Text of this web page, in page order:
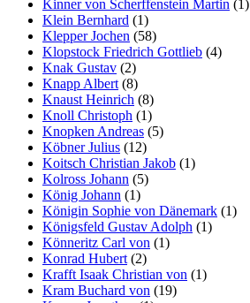
Kinner von Scherffenstein Martin (1)
Klein Bernhard (1)
Klepper Jochen (58)
Klopstock Friedrich Gottlieb (4)
Knak Gustav (2)
Knapp Albert(8)
Knaust Heinrich (8)
Knoll Christoph (1)
Knopken Andreas (5)
Köbner Julius (12)
Koitsch Christian Jakob (1)
Kolross Johann (5)
König Johann (1)
Königin Sophie von Dänemark (1)
Königsfeld Gustav Adolph (1)
Könneritz Carl von (1)
Konrad Hubert(2)
Krafft Isaak Christian von (1)
Kram Buchard von (19)